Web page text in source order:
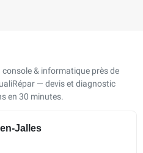
& informatique près de
— devis et diagnostic
en 30 minutes.
Jalles